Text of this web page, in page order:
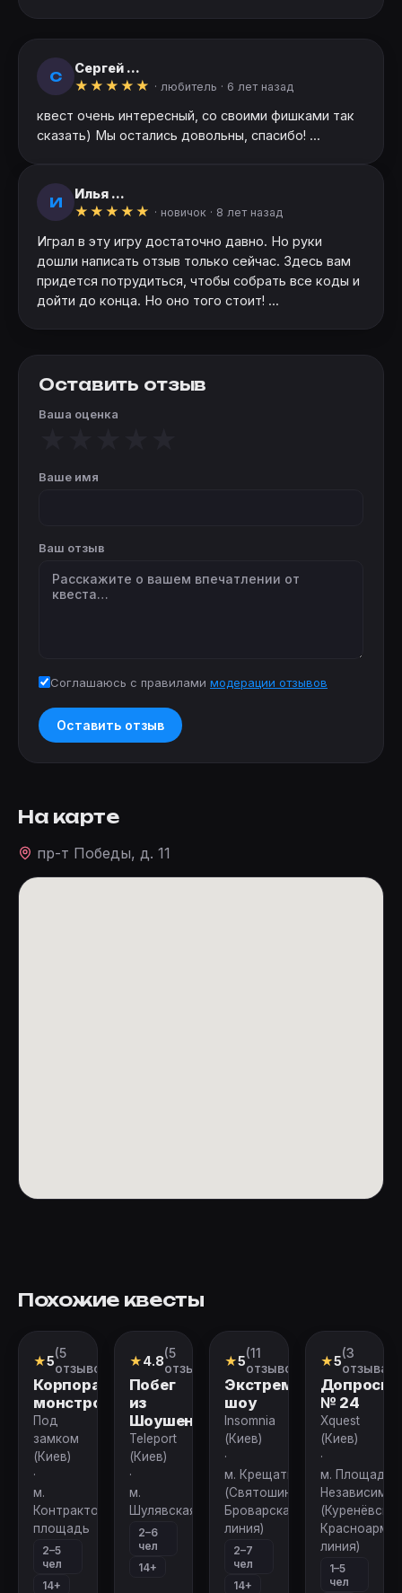
С
Сергей ...
★ ★ ★ ★ ★ · любитель · 6 лет назад
квест очень интересный, со своими фишками так
сказать) Мы остались довольны, спасибо! ...
И
Илья ...
★ ★ ★ ★ ★ · новичок · 8 лет назад
Играл в эту игру достаточно давно. Но руки
дошли написать отзыв только сейчас. Здесь вам
придется потрудиться, чтобы собрать все коды и
дойти до конца. Но оно того стоит! ...
Оставить отзыв
Ваша оценка
Ваше имя
Ваш отзыв
Соглашаюсь с правилами модерации отзывов
Оставить отзыв
На карте
пр-т Победы, д. 11
Похожие квесты
Квест
★5(5
отзывов)
Корпорация
монстров
Под
замком
(Киев)
·
м.
Контрактовая
площадь
2–5
чел
14+
Квест
★4.8(5
отзывов)
Побег
из
Шоушенка
Teleport
(Киев)
·
м.
Шулявская
2–6
чел
14+
Перформанс
★5(11
отзывов)
Экстремальное
шоу
Insomnia
(Киев)
·
м. Крещатик
(Святошинско-
Броварская
линия)
2–7
чел
14+
Квест
★5(3
отзыва)
№ 24
Xquest
(Киев)
·
м. Площадь
(Куренёвско-
линия)
1–5
чел